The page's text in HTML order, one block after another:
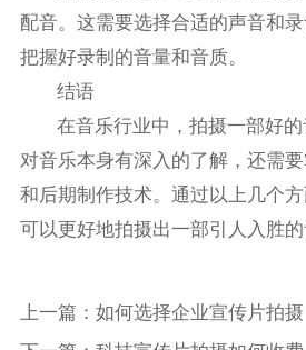
配音。这需要选择合适的声音和
把握好录制的音量和音质。
结语
在音乐行业中，拍摄一部好
对音乐本身有深入的了解，还需
和后期制作技术。通过以上几个
可以更好地拍摄出一部引人入胜的
上一篇： 如何选择企业宣传片拍摄